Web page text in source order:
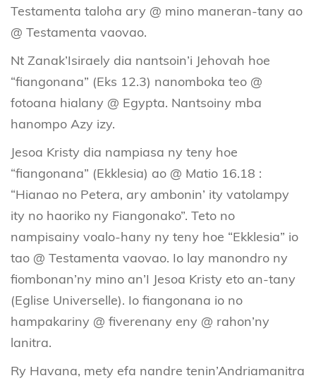
Testamenta taloha ary @ mino maneran-tany ao
@ Testamenta vaovao.
Nt Zanak’Isiraely dia nantsoin’i Jehovah hoe
“fiangonana” (Eks 12.3) nanomboka teo @
fotoana hialany @ Egypta. Nantsoiny mba
hanompo Azy izy.
Jesoa Kristy dia nampiasa ny teny hoe
“fiangonana” (Ekklesia) ao @ Matio 16.18 :
“Hianao no Petera, ary ambonin’ ity vatolampy
ity no haoriko ny Fiangonako”. Teto no
nampisainy voalo-hany ny teny hoe “Ekklesia” io
tao @ Testamenta vaovao. Io lay manondro ny
fiombonan’ny mino an’I Jesoa Kristy eto an-tany
(Eglise Universelle). Io fiangonana io no
hampakariny @ fiverenany eny @ rahon’ny
lanitra.
Ry Havana, mety efa nandre tenin’Andriamanitra